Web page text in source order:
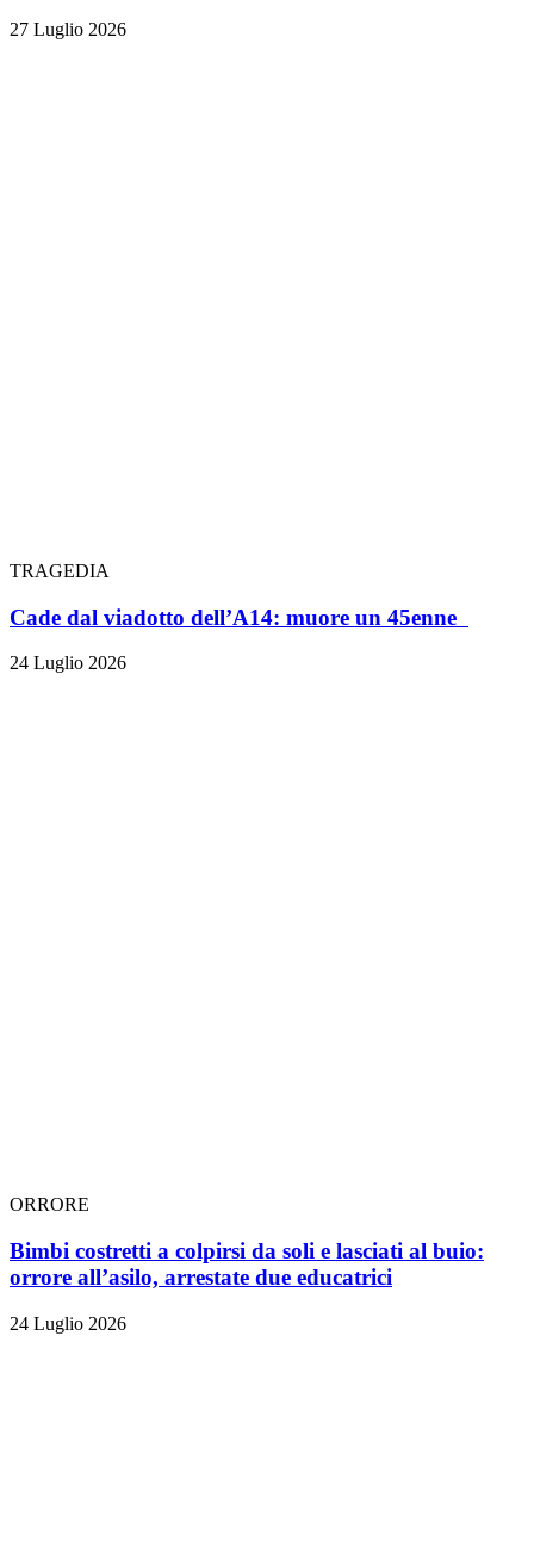
27 Luglio 2026
TRAGEDIA
Cade dal viadotto dell’A14: muore un 45enne
24 Luglio 2026
ORRORE
Bimbi costretti a colpirsi da soli e lasciati al buio:
orrore all’asilo, arrestate due educatrici
24 Luglio 2026